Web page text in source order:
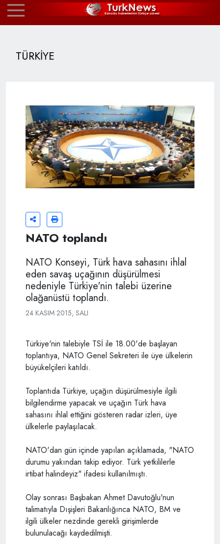
TÜRKİYE
NATO toplandı
NATO Konseyi, Türk hava sahasını ihlal
eden savaş uçağının düşürülmesi
nedeniyle Türkiye'nin talebi üzerine
olağanüstü toplandı.
24 KASIM 2015, SALI
Türkiye'nin talebiyle TSİ ile 18.00'de başlayan
toplantıya, NATO Genel Sekreteri ile üye ülkelerin
büyükelçileri katıldı.
Toplantıda Türkiye, uçağın düşürülmesiyle ilgili
bilgilendirme yapacak ve uçağın Türk hava
sahasını ihlal ettiğini gösteren radar izleri, üye
ülkelerle paylaşılacak.
NATO'dan gün içinde yapılan açıklamada, "NATO
durumu yakından takip ediyor. Türk yetkililerle
irtibat halindeyiz" ifadesi kullanılmıştı.
Olay sonrası Başbakan Ahmet Davutoğlu'nun
talimatıyla Dışişleri Bakanlığınca NATO, BM ve
ilgili ülkeler nezdinde gerekli girişimlerde
bulunulacağı kaydedilmişti.